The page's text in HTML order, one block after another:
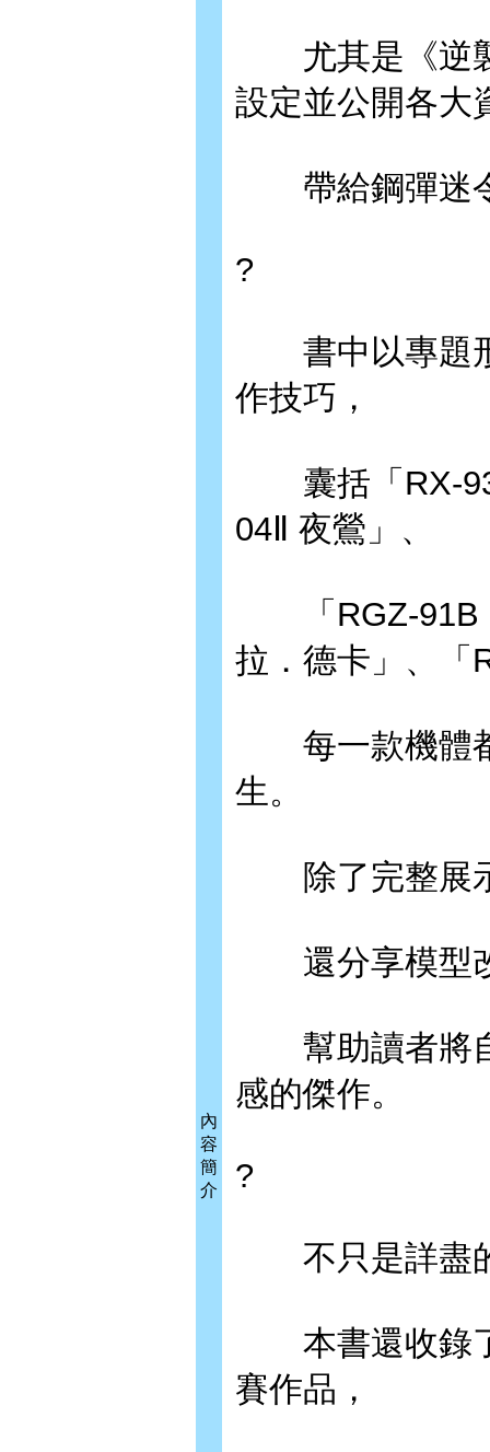
內
容
簡
介
尤其是《逆襲
設定並公開各大
帶給鋼彈迷令
?
書中以專題形
作技巧，
囊括「RX-93-
04Ⅱ 夜鶯」、
「RGZ-91B
拉．德卡」、「
每一款機體都
生。
除了完整展示
還分享模型
幫助讀者將自
感的傑作。
?
不只是詳盡
本書還收錄了
賽作品，